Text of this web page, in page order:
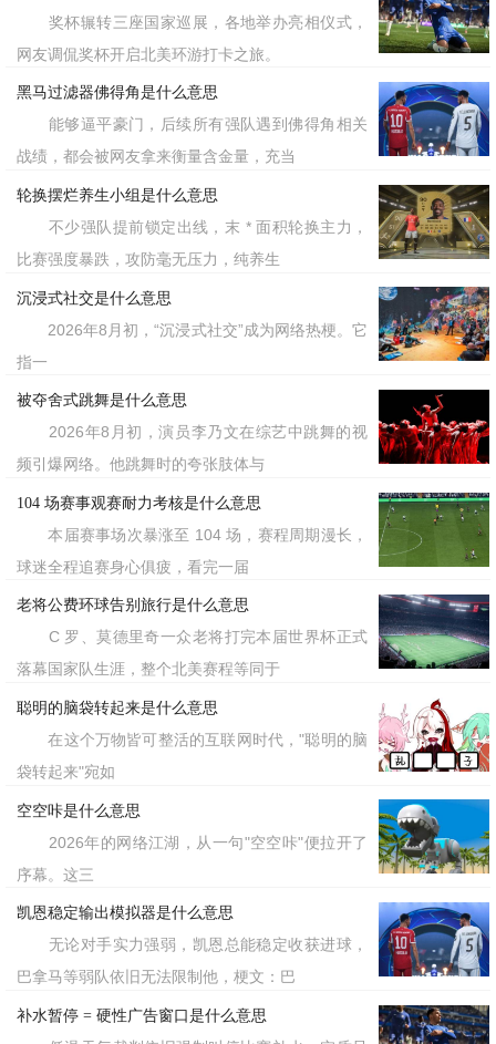
奖杯辗转三座国家巡展，各地举办亮相仪式，
网友调侃奖杯开启北美环游打卡之旅。
黑马过滤器佛得角是什么意思
能够逼平豪门，后续所有强队遇到佛得角相关
战绩，都会被网友拿来衡量含金量，充当
轮换摆烂养生小组是什么意思
不少强队提前锁定出线，末 * 面积轮换主力，
比赛强度暴跌，攻防毫无压力，纯养生
沉浸式社交是什么意思
2026年8月初，“沉浸式社交”成为网络热梗。它
指一
被夺舍式跳舞是什么意思
2026年8月初，演员李乃文在综艺中跳舞的视
频引爆网络。他跳舞时的夸张肢体与
104 场赛事观赛耐力考核是什么意思
本届赛事场次暴涨至 104 场，赛程周期漫长，
球迷全程追赛身心俱疲，看完一届
老将公费环球告别旅行是什么意思
C 罗、莫德里奇一众老将打完本届世界杯正式
落幕国家队生涯，整个北美赛程等同于
聪明的脑袋转起来是什么意思
在这个万物皆可整活的互联网时代，"聪明的脑
袋转起来"宛如
空空咔是什么意思
2026年的网络江湖，从一句"空空咔"便拉开了
序幕。这三
凯恩稳定输出模拟器是什么意思
无论对手实力强弱，凯恩总能稳定收获进球，
巴拿马等弱队依旧无法限制他，梗文：巴
补水暂停 = 硬性广告窗口是什么意思